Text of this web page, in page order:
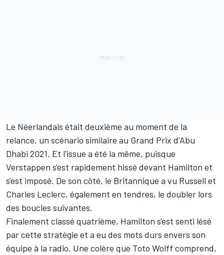
Le Néerlandais était deuxième au moment de la
relance, un scénario similaire au Grand Prix d'Abu
Dhabi 2021. Et l'issue a été la même, puisque
Verstappen s'est rapidement hissé devant Hamilton et
s'est imposé. De son côté, le Britannique a vu Russell et
Charles Leclerc, également en tendres, le doubler lors
des boucles suivantes.
Finalement classé quatrième, Hamilton s'est senti lésé
par cette stratégie et a eu des mots durs envers son
équipe à la radio. Une colère que Toto Wolff comprend,